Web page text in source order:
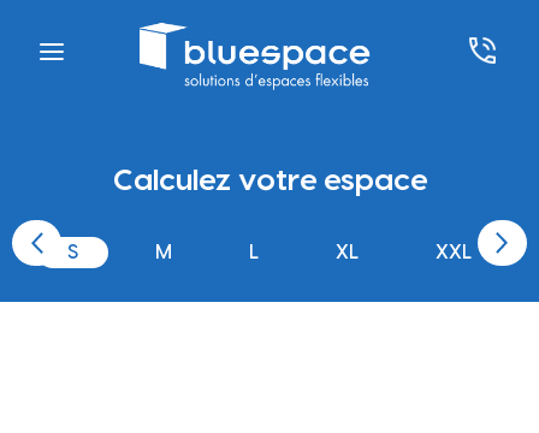
Calculez votre espace
S M L XL XXL